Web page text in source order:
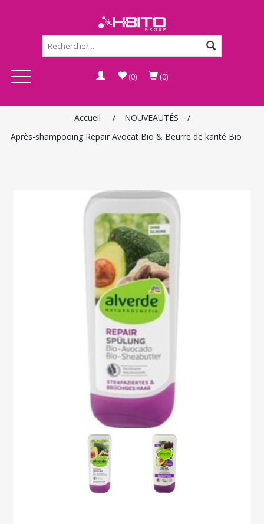
(0) (0)
Accueil / NOUVEAUTÉS
/
Après-shampooing Repair Avocat Bio & Beurre de karité Bio